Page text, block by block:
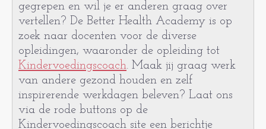
gegrepen en wil je er anderen graag over
vertellen? De Better Health Academy is op
zoek naar docenten voor de diverse
opleidingen, waaronder de opleiding tot
Kindervoedingscoach. Maak jij graag werk
van andere gezond houden en zelf
inspirerende werkdagen beleven? Laat ons
via de rode buttons op de
Kindervoedingscoach site een berichtje